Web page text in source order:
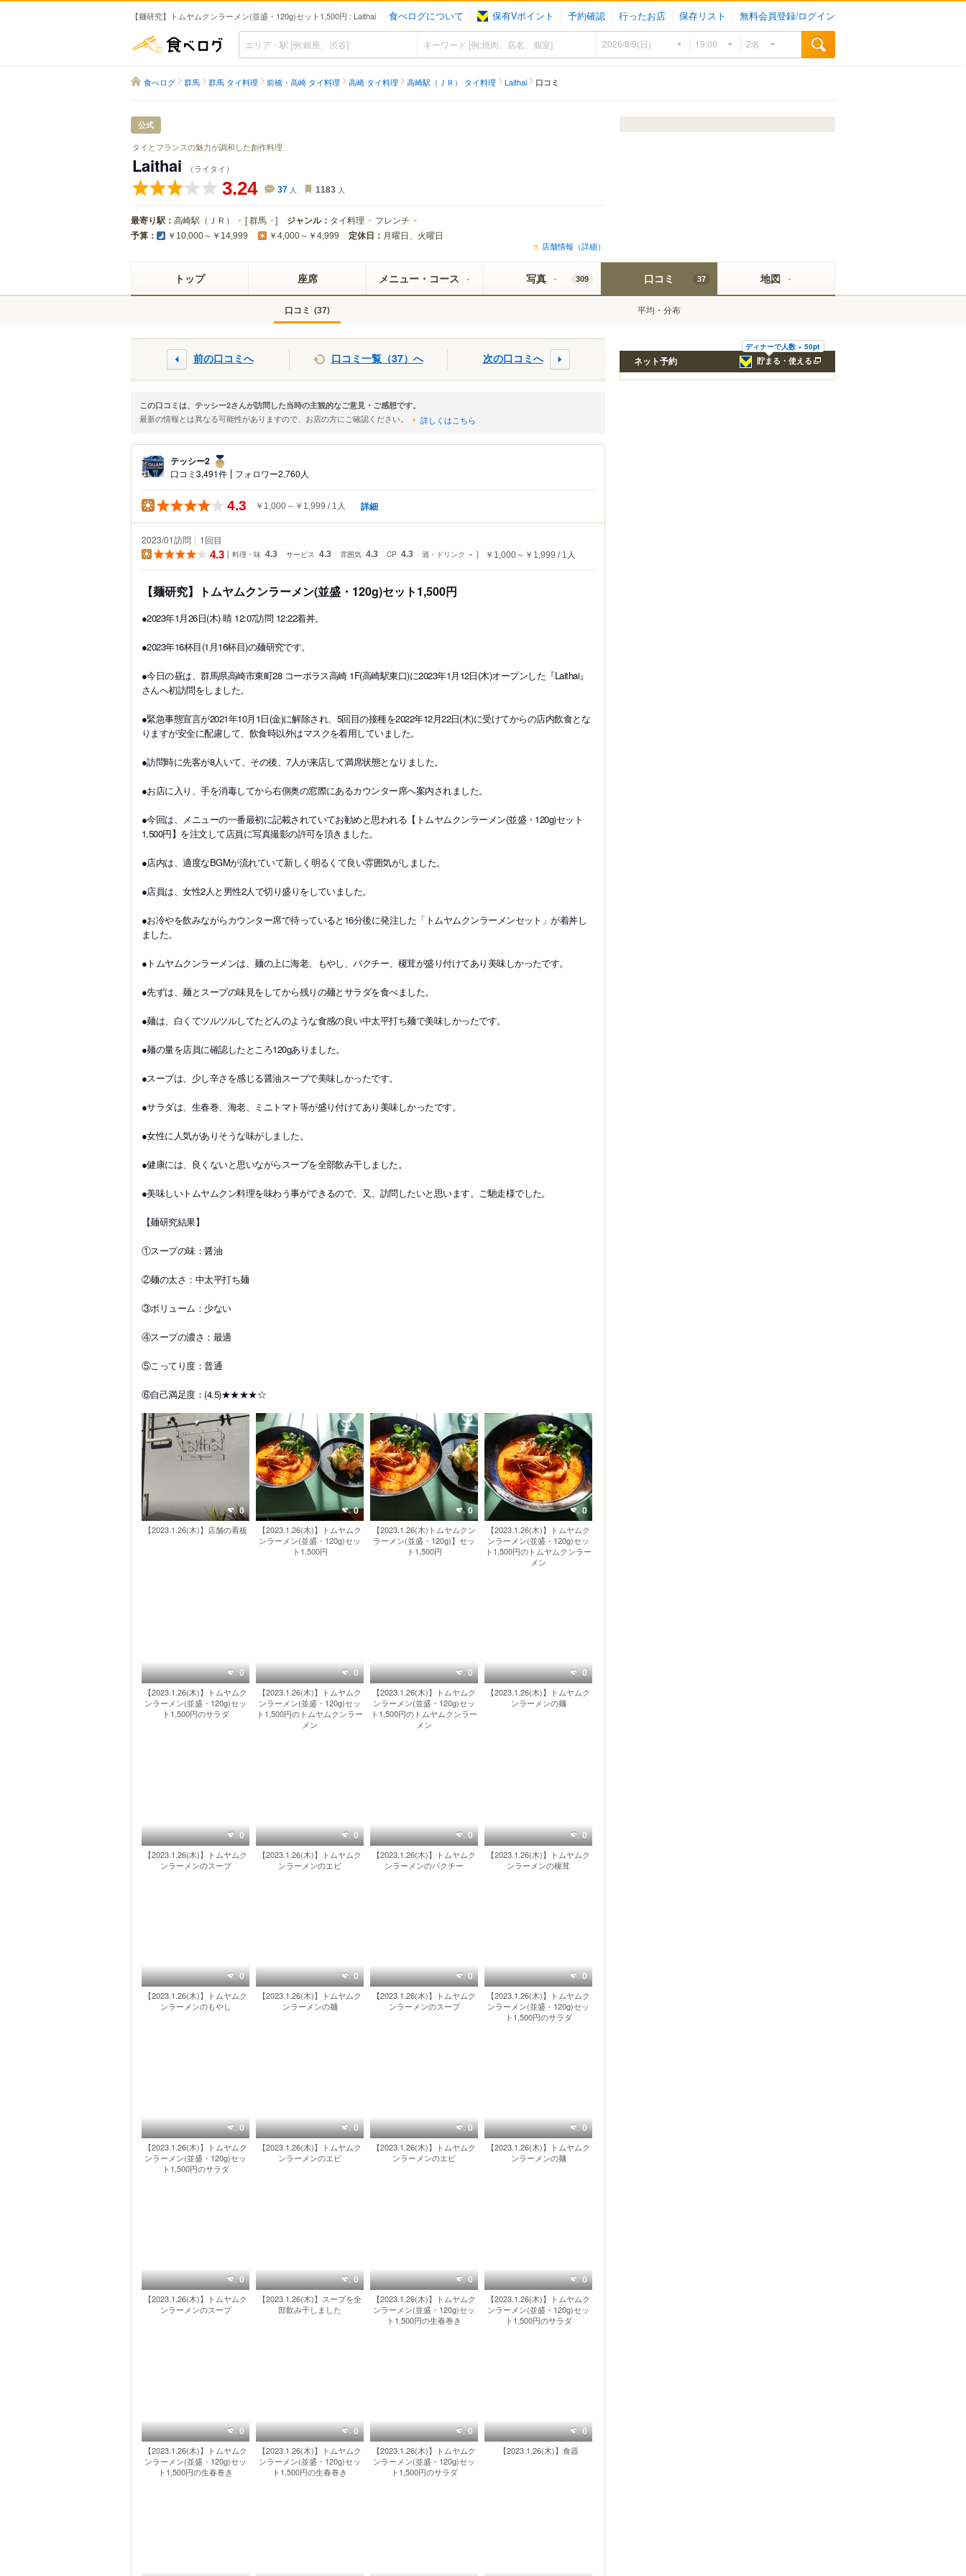
【麺研究】トムヤムクンラーメン(並盛・120g)セット1,500円 : Laithai 食べログについて 保有Vポイント 予約確認 行ったお店 保存リスト 無料会員登録/ログイン
食べログ
食べログ 群馬 群馬 タイ料理 前橋・高崎 タイ料理 高崎 タイ料理 高崎駅（ＪＲ） タイ料理 Laithai 口コミ
公式
タイとフランスの魅力が調和した創作料理
Laithai （ライタイ）
3.24 37 人 1183 人
最寄り駅： 高崎駅（ＪＲ） [群馬 ] ジャンル： タイ料理 フレンチ
予算： ￥10,000～￥14,999 ￥4,000～￥4,999 定休日： 月曜日、火曜日
店舗情報（詳細）
トップ 座席 メニュー・コース 写真 309 口コミ 37
口コミ (37) 平均・分布
地図
前の口コミへ 口コミ一覧（37）へ 次の口コミへ
この口コミは、テッシー2さんが訪問した当時の主観的なご意見・ご感想です。
最新の情報とは異なる可能性がありますので、お店の方にご確認ください。 詳しくはこちら
テッシー2
口コミ3,491件 フォロワー2,760人
4.3 ￥1,000～￥1,999 1人 詳細
2023/01訪問 1回目
4.3
料理・味 4.3 サービス 4.3 雰囲気 4.3 CP 4.3 酒・ドリンク - ￥1,000～￥1,999 1人
【麺研究】トムヤムクンラーメン(並盛・120g)セット1,500円
●2023年1月26日(木) 晴 12:07訪問 12:22着丼。
●2023年16杯目(1月16杯目)の麺研究です。
●今日の昼は、群馬県高崎市東町28 コーポラス高崎 1F(高崎駅東口)に2023年1月12日(木)オープンした『Laithai』
さんへ初訪問をしました。
●緊急事態宣言が2021年10月1日(金)に解除され、5回目の接種を2022年12月22日(木)に受けてからの店内飲食とな
りますが安全に配慮して、飲食時以外はマスクを着用していました。
●訪問時に先客が8人いて、その後、7人が来店して満席状態となりました。
●お店に入り、手を消毒してから右側奥の窓際にあるカウンター席へ案内されました。
●今回は、メニューの一番最初に記載されていてお勧めと思われる【トムヤムクンラーメン(並盛・120g)セット
1,500円】を注文して店員に写真撮影の許可を頂きました。
●店内は、適度なBGMが流れていて新しく明るくて良い雰囲気がしました。
●店員は、女性2人と男性2人で切り盛りをしていました。
●お冷やを飲みながらカウンター席で待っていると16分後に発注した「トムヤムクンラーメンセット」が着丼し
ました。
●トムヤムクンラーメンは、麺の上に海老、もやし、パクチー、榎茸が盛り付けてあり美味しかったです。
●先ずは、麺とスープの味見をしてから残りの麺とサラダを食べました。
●麺は、白くてツルツルしてたどんのような食感の良い中太平打ち麺で美味しかったです。
●麺の量を店員に確認したところ120gありました。
●スープは、少し辛さを感じる醤油スープで美味しかったです。
●サラダは、生春巻、海老、ミニトマト等が盛り付けてあり美味しかったです。
●女性に人気がありそうな味がしました。
●健康には、良くないと思いながらスープを全部飲み干しました。
●美味しいトムヤムクン料理を味わう事ができるので、又、訪問したいと思います。ご馳走様でした。
【麺研究結果】
①スープの味：醤油
②麺の太さ：中太平打ち麺
③ボリューム：少ない
④スープの濃さ：最適
⑤こってり度：普通
⑥自己満足度：(4.5)★★★★☆
0
【2023.1.26(木)】店舗の看板
0
【2023.1.26(木)】トムヤムク
ンラーメン(並盛・120g)セッ
ト1,500円
0
【2023.1.26(木)トムヤムクン
ラーメン(並盛・120g)】セッ
ト1,500円
0
【2023.1.26(木)】トムヤムク
ンラーメン(並盛・120g)セッ
ト1,500円のトムヤムクンラー
メン
0
【2023.1.26(木)】トムヤムク
ンラーメン(並盛・120g)セッ
ト1,500円のサラダ
0
【2023.1.26(木)】トムヤムク
ンラーメン(並盛・120g)セッ
ト1,500円のトムヤムクンラー
メン
0
【2023.1.26(木)】トムヤムク
ンラーメン(並盛・120g)セッ
ト1,500円のトムヤムクンラー
メン
0
【2023.1.26(木)】トムヤムク
ンラーメンの麺
0
【2023.1.26(木)】トムヤムク
ンラーメンのスープ
0
【2023.1.26(木)】トムヤムク
ンラーメンのエビ
0
【2023.1.26(木)】トムヤムク
ンラーメンのパクチー
0
【2023.1.26(木)】トムヤムク
ンラーメンの榎茸
0
【2023.1.26(木)】トムヤムク
ンラーメンのもやし
0
【2023.1.26(木)】トムヤムク
ンラーメンの麺
0
【2023.1.26(木)】トムヤムク
ンラーメンのスープ
0
【2023.1.26(木)】トムヤムク
ンラーメン(並盛・120g)セッ
ト1,500円のサラダ
0
【2023.1.26(木)】トムヤムク
ンラーメン(並盛・120g)セッ
ト1,500円のサラダ
0
【2023.1.26(木)】トムヤムク
ンラーメンのエビ
0
【2023.1.26(木)】トムヤムク
ンラーメンのエビ
0
【2023.1.26(木)】トムヤムク
ンラーメンの麺
0
【2023.1.26(木)】トムヤムク
ンラーメンのスープ
0
【2023.1.26(木)】スープを全
部飲み干しました
0
【2023.1.26(木)】トムヤムク
ンラーメン(並盛・120g)セッ
ト1,500円の生春巻き
0
【2023.1.26(木)】トムヤムク
ンラーメン(並盛・120g)セッ
ト1,500円のサラダ
0
【2023.1.26(木)】トムヤムク
ンラーメン(並盛・120g)セッ
ト1,500円の生春巻き
0
【2023.1.26(木)】トムヤムク
ンラーメン(並盛・120g)セッ
ト1,500円の生春巻き
0
【2023.1.26(木)】トムヤムク
ンラーメン(並盛・120g)セッ
ト1,500円のサラダ
0
【2023.1.26(木)】食器
ディナーで人数 × 50pt
貯まる・使える
ネット予約